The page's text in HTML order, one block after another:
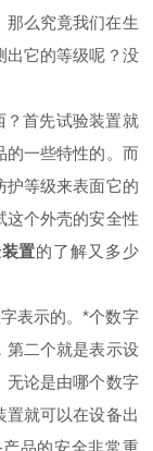
那么究竟我们在生
出它的等级呢？没
首先试验装置就
的一些特性的。而
护等级来表面它的
这个外壳的安全性
置的了解又多少
表示的。*个数字
第二个就是表示设
无论是由哪个数字
置就可以在设备出
品的安全非常重